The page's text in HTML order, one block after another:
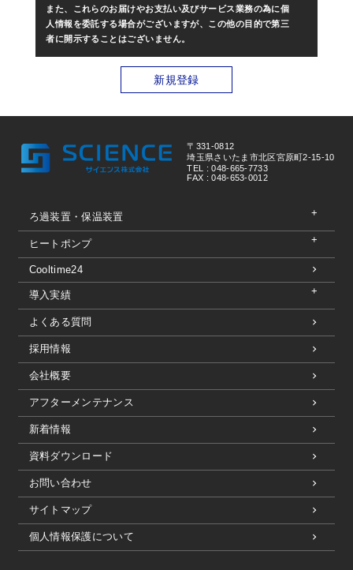
また、これらのお届けやお支払い及びサービス業務の為に個
人情報を委託する場合がございますが、この他の目的で第三
者に開示することはございません。
新規登録
〒331-0812
埼玉県さいたま市北区宮原町2-15-10
TEL : 048-665-7733
FAX : 048-653-0012
ろ過装置・保温装置
ヒートポンプ
Cooltime24
導入実績
よくある質問
採用情報
会社概要
アフターメンテナンス
新着情報
資料ダウンロード
お問い合わせ
サイトマップ
個人情報保護について